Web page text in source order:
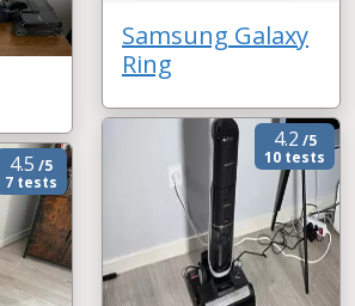
4.5 /5
7 tests
Samsung Galaxy
Ring
4.2 /5
10 tests